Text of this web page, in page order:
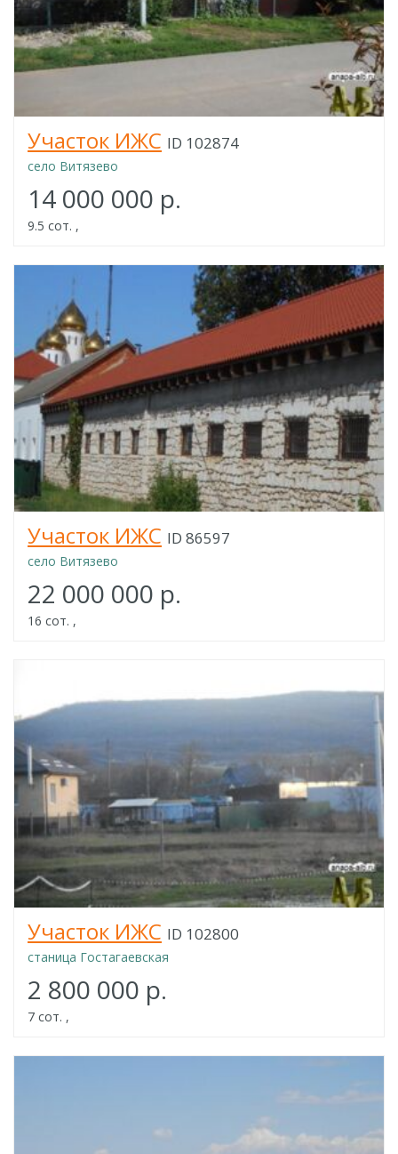
Участок ИЖС ID 102874
село Витязево
14 000 000 р.
9.5 сот. ,
Участок ИЖС ID 86597
село Витязево
22 000 000 р.
16 сот. ,
Участок ИЖС ID 102800
станица Гостагаевская
2 800 000 р.
7 сот. ,